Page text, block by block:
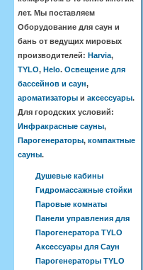
лет. Мы поставляем
Оборудование для саун и
бань от ведущих мировых
производителей: Harvia,
TYLO, Helo. Освещение для
бассейнов и саун,
ароматизаторы и аксессуары.
Для городских условий:
Инфракрасные сауны,
Парогенераторы, компактные
сауны.
Душевые кабины
Гидромассажные стойки
Паровые комнаты
Панели управления для
Парогенератора TYLO
Аксессуары для Саун
Парогенераторы TYLO